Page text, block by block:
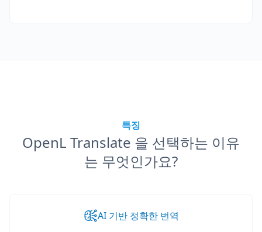
특징
OpenL Translate 을 선택하는 이유
는 무엇인가요?
AI 기반 정확한 번역